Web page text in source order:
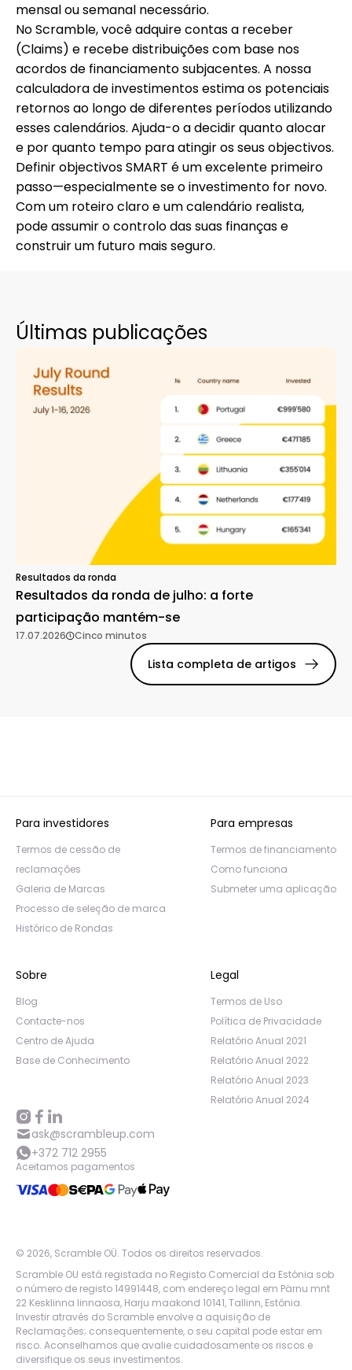
mensal ou semanal necessário.
No Scramble, vocêadquire contas a receber
(Claims) e recebe distribuições com base nos
acordos de financiamentosubjacentes. A nossa
calculadora de investimentosestima os potenciais
retornos ao longo de diferentes períodos utilizando
esses calendários. Ajuda-o a decidir quanto alocar
e por quanto tempo para atingir os seus objectivos.
Definir objectivos SMART é um excelente primeiro
passo—especialmente se o investimento for novo.
Com um roteiro claro e um calendário realista,
pode assumir o controlo das suas finanças e
construir um futuro mais seguro.
Últimas publicações
Resultados da ronda
Resultados da ronda de julho: a forte
participação mantém-se
17.07.2026 Cinco minutos
Lista completa de artigos
Para investidores
Termos de cessão de
reclamações
Galeria de Marcas
Processo de seleção de marca
Histórico de Rondas
Para empresas
Termos de financiamento
Como funciona
Submeter uma aplicação
Sobre
Blog
Contacte-nos
Centro de Ajuda
Base de Conhecimento
Legal
Termos de Uso
Política de Privacidade
Relatório Anual 2021
Relatório Anual 2022
Relatório Anual 2023
Relatório Anual 2024
ask@scrambleup.com
+372 712 2955
Aceitamos pagamentos
© 2026, Scramble OÜ. Todos os direitos reservados.
Scramble OU está registada no Registo Comercial da Estónia sob
o número de registo 14991448, com endereço legal em Pärnu mnt
22 Kesklinna linnaosa, Harju maakond 10141, Tallinn, Estónia.
Investir através do Scramble envolve a aquisição de
Reclamações; consequentemente, o seu capital pode estar em
risco. Aconselhamos que avalie cuidadosamente os riscos e
diversifique os seus investimentos.